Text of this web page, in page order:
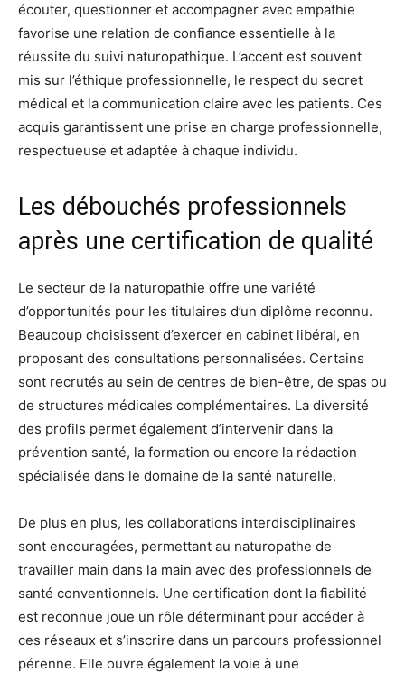
écouter, questionner et accompagner avec empathie
favorise une relation de confiance essentielle à la
réussite du suivi naturopathique. L’accent est souvent
mis sur l’éthique professionnelle, le respect du secret
médical et la communication claire avec les patients. Ces
acquis garantissent une prise en charge professionnelle,
respectueuse et adaptée à chaque individu.
Les débouchés professionnels
après une certification de qualité
Le secteur de la naturopathie offre une variété
d’opportunités pour les titulaires d’un diplôme reconnu.
Beaucoup choisissent d’exercer en cabinet libéral, en
proposant des consultations personnalisées. Certains
sont recrutés au sein de centres de bien-être, de spas ou
de structures médicales complémentaires. La diversité
des profils permet également d’intervenir dans la
prévention santé, la formation ou encore la rédaction
spécialisée dans le domaine de la santé naturelle.
De plus en plus, les collaborations interdisciplinaires
sont encouragées, permettant au naturopathe de
travailler main dans la main avec des professionnels de
santé conventionnels. Une certification dont la fiabilité
est reconnue joue un rôle déterminant pour accéder à
ces réseaux et s’inscrire dans un parcours professionnel
pérenne. Elle ouvre également la voie à une